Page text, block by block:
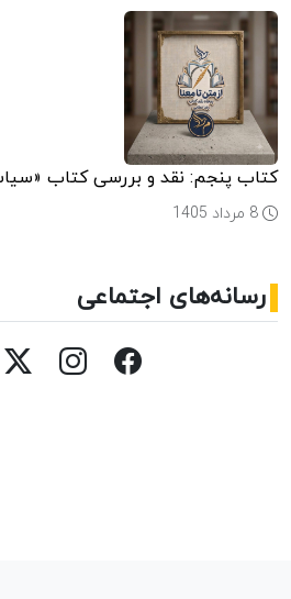
کتاب پنجم: نقد و بررسی کتاب
8 مرداد 1405
رسانه‌های اجتماعی